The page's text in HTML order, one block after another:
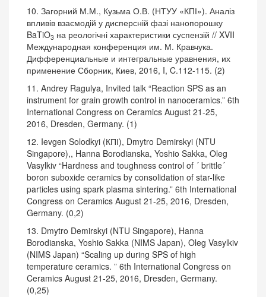
10. Загорний М.М., Кузьма О.В. (НТУУ «КПІ»). Аналіз
впливів взаємодій у дисперсній фазі нанопорошку
BaTiO3 на реологічні характеристики суспензій // XVII
Международная конференция им. М. Кравчука.
Дифференциальные и интегральные уравнения, их
применение Сборник, Киев, 2016, I, C.112-115. (2)
11. Andrey Ragulya, Invited talk “Reaction SPS as an
instrument for grain growth control in nanoceramics.” 6th
International Congress on Ceramics August 21-25,
2016, Dresden, Germany. (1)
12. Ievgen Solodkyi (КПІ), Dmytro Demirskyi (NTU
Singapore),, Hanna Borodianska, Yoshio Sakka, Oleg
Vasylkiv “Hardness and toughness control of ´ brittle´
boron suboxide ceramics by consolidation of star-like
particles using spark plasma sintering.” 6th International
Congress on Ceramics August 21-25, 2016, Dresden,
Germany. (0,2)
13. Dmytro Demirskyi (NTU Singapore), Hanna
Borodianska, Yoshio Sakka (NIMS Japan), Oleg Vasylkiv
(NIMS Japan) “Scaling up during SPS of high
temperature ceramics. ” 6th International Congress on
Ceramics August 21-25, 2016, Dresden, Germany.
(0,25)